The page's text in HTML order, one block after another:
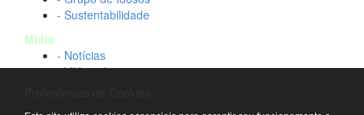
- Sustentabilidade
Mídia
- Notícias
- Vídeos Institucionais